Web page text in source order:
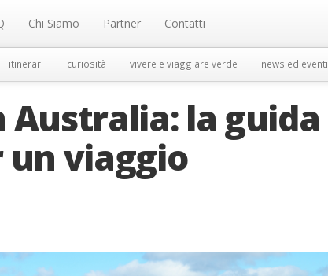
Chi Siamo Partner Contatti
itinerari curiosità vivere e viaggiare verde news ed eventi
Australia: la guida
viaggio